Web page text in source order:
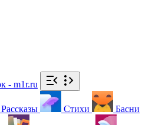
- m1r.ru
Рассказы Стихи Басни